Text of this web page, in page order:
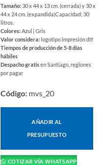
Tamaño:30 x 44 x 13 cm. (cerrada) y 30 x
44 x 24 cm. (expandida)Capacidad: 30
litros.
Colores:Azul | Gris
Valor considera: logotipo impresión dtf
Tiempos de producción de 5-8 días
hábiles
Despacho gratisen Santiago, regiones
por pagar
Código: mvs_20
AÑADIR AL
PRESUPUESTO
COTIZAR VÍA WHATSAPP